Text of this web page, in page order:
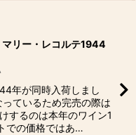
リー・レコルテ1944
年が同時入荷しまし
ているため完売の際は
するのは本年のワイン1
での価格ではあ…